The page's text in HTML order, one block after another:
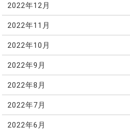
2022年12月
2022年11月
2022年10月
2022年9月
2022年8月
2022年7月
2022年6月